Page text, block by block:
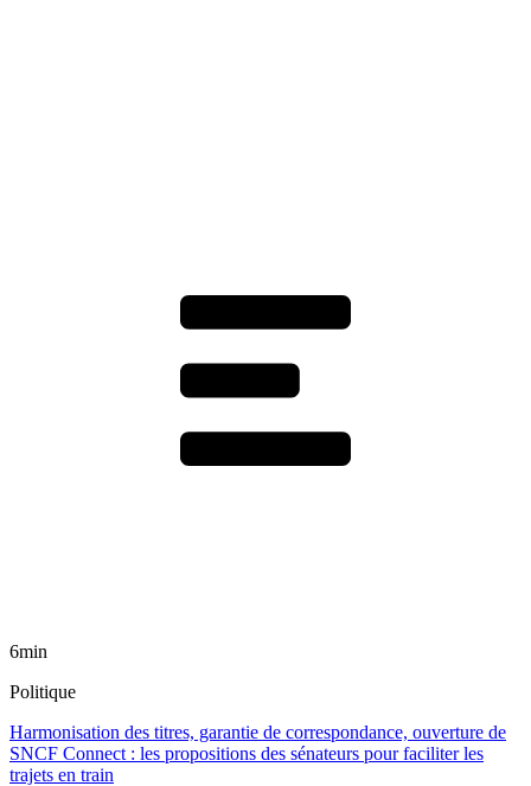
6min
Politique
Harmonisation des titres, garantie de correspondance, ouverture de
SNCF Connect : les propositions des sénateurs pour faciliter les
trajets en train